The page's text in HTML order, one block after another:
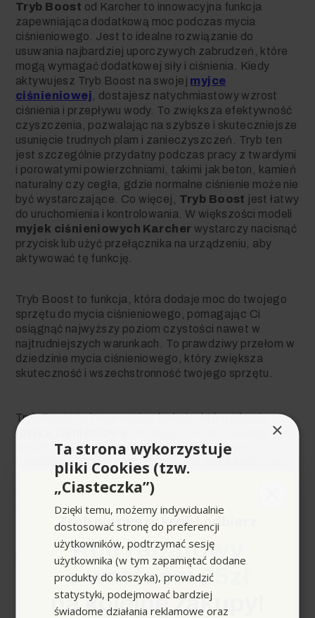
Tryb Boost od Karcher to innowacyjna funkcja
zapewniająca dodatkową moc podczas mycia
ciśnieniowego. Jest to idealne rozwiązanie do
usuwania najbardziej uporczywych zabrudzeń, które
mogą wymagać dodatkowej siły i ciśnienia. Kiedy
aktywujesz Tryb Boost na swojej myjce
ciśnieniowej , dostajesz natychmiastowy wzrost
ciśnienia i przepływu wody. To zwiększa efektywność
czyszczenia, pozwalając na szybsze i skuteczniejsze
usunięcie trudnych plam i zanieczyszczeń. Tryb ten
jest szczególnie przydatny podczas pracy z twardymi
i porowatymi powierzchniami, takimi jak beton, kamień
naturalny czy cegła, gdzie normalne ciśnienie może nie
być wystarczające. Co więcej, Tryb Boost jest łatwy
do uruchomienia i kontrolowania. W większości modeli
myjek ciśnieniowych Karcher wystarczy nacisnąć
przycisk lub użyć przełącznika na urządzeniu, aby
aktywować tę funkcję.
Tryb Boost to funkcja, która dodaje moc do twojego
sprzętu do mycia ciśnieniowego, pomagając Ci
osiągnąć najwyższy poziom czystości nawet w
najtrudniejszych warunkach. To prawdziwy przełom w
dziedzinie mycia ciśnieniowego, który zwiększa
skuteczność i wszechstronność twojego sprzętu.
Tryb Boost to innowacyjna funkcja, którą oferuje
myjka ciśnieniowa
sprzętu i pomaga osiągnąć najwyższy poziom
czystości nawet w najtrudniejszych warunkach. Ta
funkcja stanowi prawdziwy przełom w dziedzinie
mycia ciśnieniowego, zwiększając skuteczność i
wszechstronność Twojego sprzętu.
×
Ta strona wykorzystuje
pliki Cookies (tzw.
„Ciasteczka”)
Dzięki temu, możemy indywidualnie
dostosować stronę do preferencji
użytkowników, podtrzymać sesję
użytkownika (w tym zapamiętać dodane
produkty do koszyka), prowadzić
statystyki, podejmować bardziej
świadome działania reklamowe oraz
Zrób pierwszy krok i odbierz
Kod rabatowy
o wartości 25zł
na kolejne zakupy!